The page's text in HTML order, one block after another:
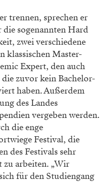
trennen, sprechen er
sogenannten Hard
zwei verschiedene
klassischen Master-
Expert, den auch
zuvor kein Bachelor-
haben. Außerdem
des Landes
vergeben werden.
die enge
Festival, die
des Festivals sehr
zu arbeiten. „Wir
für den Studiengang